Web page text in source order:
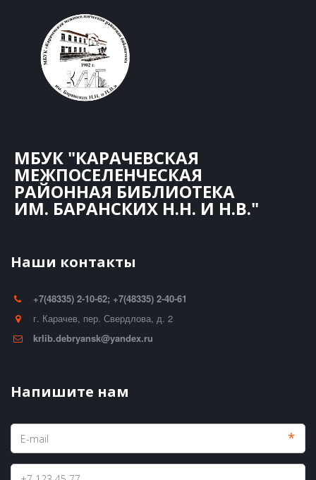
МБУК "КАРАЧЕВСКАЯ
МЕЖПОСЕЛЕНЧЕСКАЯ
РАЙОННАЯ БИБЛИОТЕКА
ИМ. БАРАНСКИХ Н.Н. И Н.В."
Наши контакты
+7(48335) 2-10-62; +7(48335) 2-40-61
г. Карачев, пер. Свердлова, д. 2
krlib.debryansk@yandex.ru
Напишите нам
*